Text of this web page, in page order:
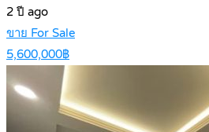
2 ปี ago
ขาย For Sale
5,600,000฿